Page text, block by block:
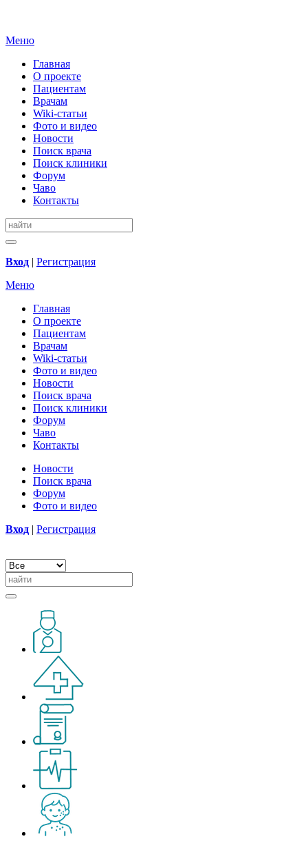
Меню
Главная
О проекте
Пациентам
Врачам
Wiki-статьи
Фото и видео
Новости
Поиск врача
Поиск клиники
Форум
Чаво
Контакты
Вход | Регистрация
Меню
Главная
О проекте
Пациентам
Врачам
Wiki-статьи
Фото и видео
Новости
Поиск врача
Поиск клиники
Форум
Чаво
Контакты
Новости
Поиск врача
Форум
Фото и видео
Вход | Регистрация